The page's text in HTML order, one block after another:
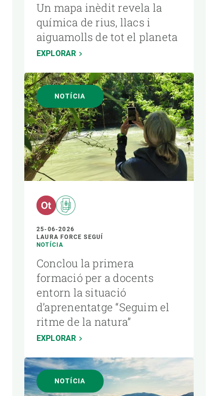
Un mapa inèdit revela la
química de rius, llacs i
aiguamolls de tot el planeta
EXPLORAR
NOTÍCIA
25-06-2026
LAURA FORCE SEGUÍ
NOTÍCIA
Conclou la primera
formació per a docents
entorn la situació
d’aprenentatge “Seguim el
ritme de la natura”
EXPLORAR
NOTÍCIA